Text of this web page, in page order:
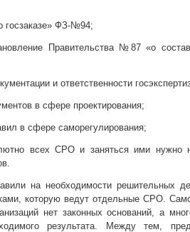
госзаказе» ФЗ-№94;
Правительства №87 «о
и ответственности
в сфере проектирования;
в сфере саморегулирования;
всех СРО и заняться ими нужно
на необходимости решительных
которую ведут отдельные СРО.
нет законных оснований, а
результата. Между тем,